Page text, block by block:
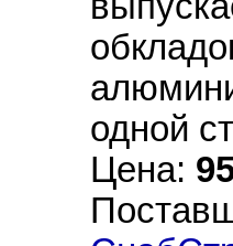
одной
Цена: